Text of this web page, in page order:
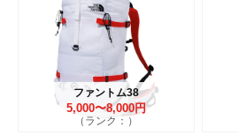
ファントム38
5,000〜8,000円
（ランク：）